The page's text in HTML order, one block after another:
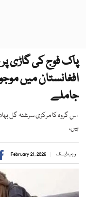
پاک فوج کی گاڑی
افغانستان میں
جاملے
اس گروہ کا مرکزی سرغنہ گل
ہیں،
ویب ڈیسک February 21, 2026